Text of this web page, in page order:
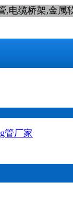
,电缆桥架,金属
管厂家